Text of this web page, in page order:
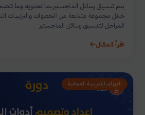
يتم تنسيق رسائل الماجستير بما تحتويه وما
خلال مجموعة متتابعة من الخطوات والترتيبات
المراحل لتنسيق رسائل الماجستير
اقرأ المقال
الدورات التدريبية المجانية